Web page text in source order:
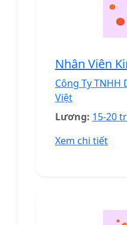
Nhân Viên
Công Ty TNHH
Việt
Lương: 15-20
Xem chi tiết